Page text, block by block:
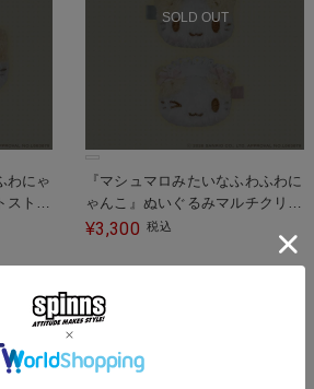
わにゃ
トラ
SOLD OUT
『マシュマロみたいなふわふわに
ゃんこ』ぬいぐるみマルチクリッ
プ
¥3,300 税込